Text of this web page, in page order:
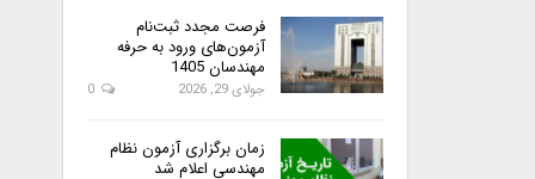
فرصت مجدد ثبت‌نام
آزمون‌های ورود به حرفه
مهندسان 1405
جولای 29, 2026
زمان برگزاری آزمون نظام
مهندسی اعلام شد